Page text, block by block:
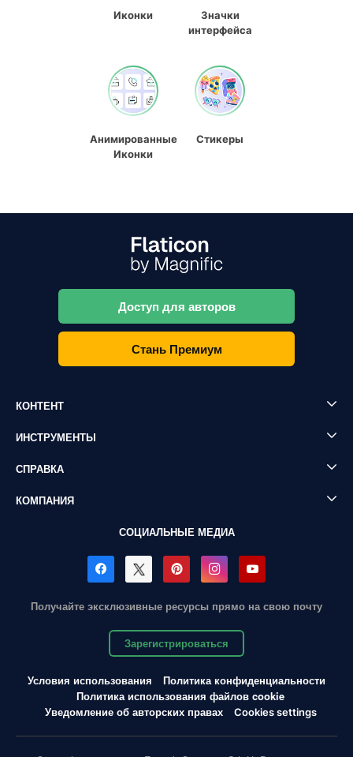
Иконки
Значки
интерфейса
Анимированные
Иконки
Стикеры
Доступ для авторов
Стань Премиум
КОНТЕНТ
ИНСТРУМЕНТЫ
СПРАВКА
КОМПАНИЯ
СОЦИАЛЬНЫЕ МЕДИА
Получайте эксклюзивные ресурсы прямо на свою почту
Зарегистрироваться
Условия использования
Политика конфиденциальности
Политика использования файлов cookie
Уведомление об авторских правах
Cookies settings